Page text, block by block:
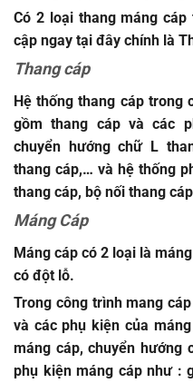
Có 2 loại thang máng
cập ngay tại đây chính là
Thang cáp
Hệ thống thang cáp trong
gồm thang cáp và các
chuyển hướng chữ L
thang cáp,… và hệ thống
thang cáp, bộ nối thang
Máng Cáp
Máng cáp có 2 loại là
có đột lỗ.
Trong công trình mang
và các phụ kiện của
máng cáp, chuyển hướng
phụ kiện máng cáp như :